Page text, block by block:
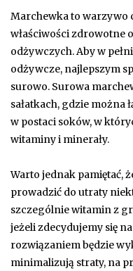
Marchewka to warzywo
właściwości zdrowotne
odżywczych. Aby w
odżywcze, najlepszym
surowo. Surowa
sałatkach, gdzie można
w postaci soków, w
witaminy i minerały.
Warto jednak pamiętać,
prowadzić do utraty
szczególnie witamin z
jeżeli zdecydujemy się
rozwiązaniem będzie
minimalizują straty, na